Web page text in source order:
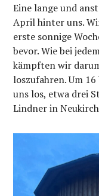
Eine lange und
April hinter uns.
erste sonnige
bevor. Wie bei
kämpften wir
loszufahren. Um
uns los, etwa drei
Lindner in